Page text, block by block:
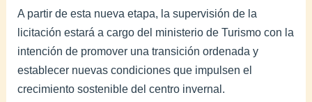
A partir de esta nueva etapa, la supervisión de la
licitación estará a cargo del ministerio de Turismo con la
intención de promover una transición ordenada y
establecer nuevas condiciones que impulsen el
crecimiento sostenible del centro invernal.